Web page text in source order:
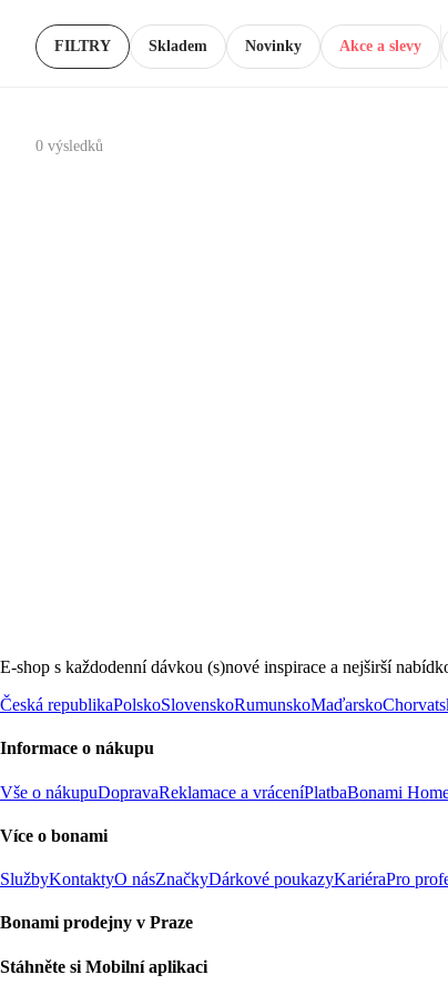
FILTRY Novinky Akce a slevy
Skladem
0 výsledků
E-shop s každodenní dávkou (s)nové inspirace a nejširší
Česká republikaPolskoSlovenskoRumunskoMaďarsko
Informace o nákupu
Vše o nákupuDopravaReklamace a vráceníPlatbaBonami
Více o bonami
SlužbyKontaktyO násZnačkyDárkové poukazyKariéraPro
Bonami prodejny v Praze
Stáhněte si Mobilní aplikaci